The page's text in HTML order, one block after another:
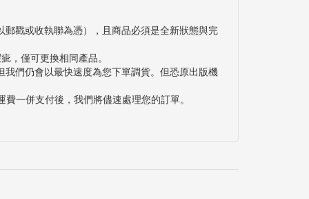
戳或收執聯為憑），且商品必須是全新狀態與完
，僅可更換相同產品。
們仍會以最快速度為您下單調貨。但恐原出版機
一併支付後，我們將儘速處理您的訂單。